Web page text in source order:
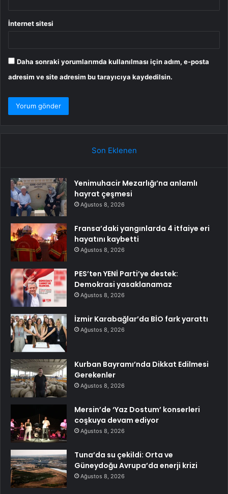
İnternet sitesi
Daha sonraki yorumlarımda kullanılması için adım, e-posta
adresim ve site adresim bu tarayıcıya kaydedilsin.
Son Eklenen
Yenimuhacir Mezarlığı’na anlamlı
hayrat çeşmesi
Ağustos 8, 2026
Fransa’daki yangınlarda 4 itfaiye eri
hayatını kaybetti
Ağustos 8, 2026
PES’ten YENİ Parti’ye destek:
Demokrasi yasaklanamaz
Ağustos 8, 2026
İzmir Karabağlar’da BİO fark yarattı
Ağustos 8, 2026
Kurban Bayramı’nda Dikkat Edilmesi
Gerekenler
Ağustos 8, 2026
Mersin’de ‘Yaz Dostum’ konserleri
coşkuya devam ediyor
Ağustos 8, 2026
Tuna’da su çekildi: Orta ve
Güneydoğu Avrupa’da enerji krizi
Ağustos 8, 2026